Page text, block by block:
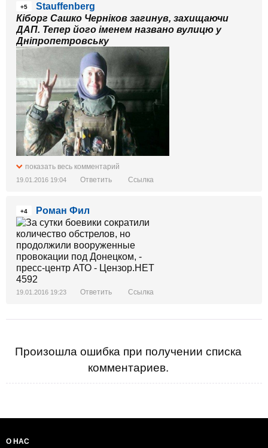
+5
Stauffenberg
Кіборг Сашко Черніков загинув, захищаючи
ДАП. Тепер його іменем названо вулицю у
Дніпропетровську
показать весь комментарий
19.01.2016 19:04 Ответить Ссылка
+4 Роман Фил
19.01.2016 19:23 Ответить Ссылка
Произошла ошибка при получении списка
комментариев.
О НАС